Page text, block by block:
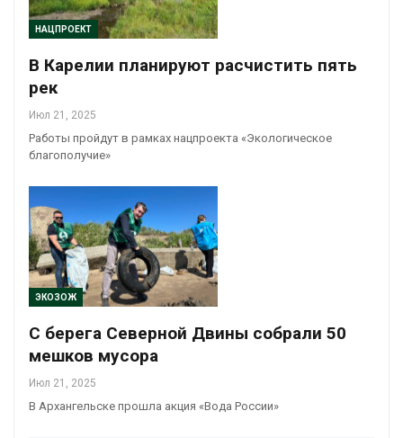
НАЦПРОЕКТ
В Карелии планируют расчистить пять
рек
Июл 21, 2025
Работы пройдут в рамках нацпроекта «Экологическое
благополучие»
ЭКОЗОЖ
С берега Северной Двины собрали 50
мешков мусора
Июл 21, 2025
В Архангельске прошла акция «Вода России»